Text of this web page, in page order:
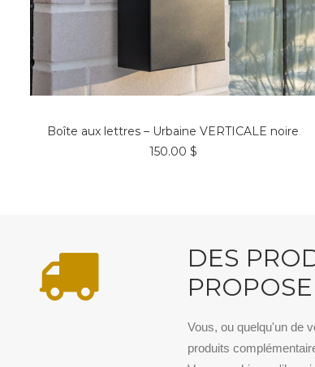
Boîte aux lettres – Urbaine VERTICALE noire
150.00 $
DES
Vous, ou quelqu'un de
produits